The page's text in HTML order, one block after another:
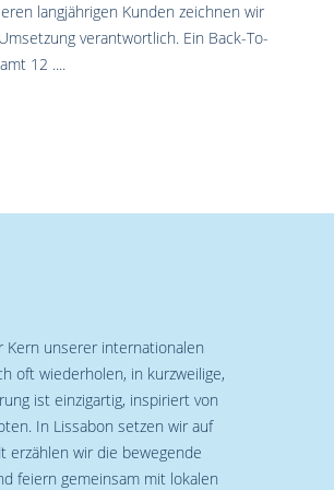
langjährigen Kunden zeichnen wir
verantwortlich. Ein Back-To-
12 ....
Kern unserer internationalen
oft wiederholen, in kurzweilige,
ist einzigartig, inspiriert von
In Lissabon setzen wir auf
erzählen wir die bewegende
feiern gemeinsam mit lokalen